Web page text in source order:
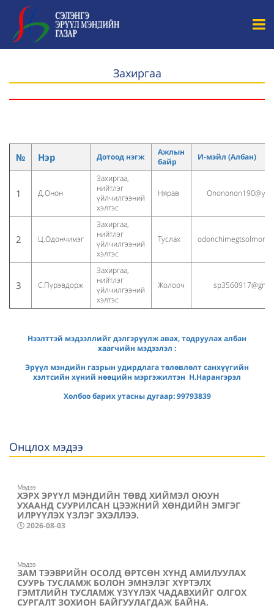
Захиргаа
№ Нэр Дотоод нэгж
Ажлын
байр
И-мэйл (Албан)
1 Д.Онон
Захиргаа,
нийтлэг
үйлчилгээний
хэлтэс
Нярав
2 Ц.Одончимэг
Захиргаа,
нийтлэг
үйлчилгээний
хэлтэс
Туслах
3 С.Пүрэвдорж
Захиргаа,
нийтлэг
үйлчилгээний
хэлтэс
Жолооч
Нээлттэй мэдээллийг дэлгэрүүлж авах, тодруулах албан
хаагчийн мэдээлэл :
Эрүүл мэндийн газрын удирдлага төлөвлөлт санхүүгийн
хэлтсийн хүний нөөцийн мэргэжилтэн Н.Нарангэрэл
Холбоо барих утасны дугаар: 99793839
Онцлох мэдээ
Мэдээ
ХЭРХ ЭРҮҮЛ МЭНДИЙН ТӨВД ХИЙМЭЛ ОЮУН
УХААНД СУУРИЛСАН ЦЭЭЖНИЙ ХӨНДИЙН ЭМГЭГ
ИЛРҮҮЛЭХ ҮЗЛЭГ ЭХЭЛЛЭЭ.
2026-08-03
Мэдээ
ЗАМ ТЭЭВРИЙН ОСОЛД ӨРТСӨН ХҮНД АМИЛУУЛАХ
СУУРЬ ТУСЛАМЖ БОЛОН ЭМНЭЛЭГ ХҮРТЭЛХ
ГЭМТЛИЙН ТУСЛАМЖ ҮЗҮҮЛЭХ ЧАДАВХИЙГ ОЛГОХ
СУРГАЛТ ЗОХИОН БАЙГУУЛАГДАЖ БАЙНА.